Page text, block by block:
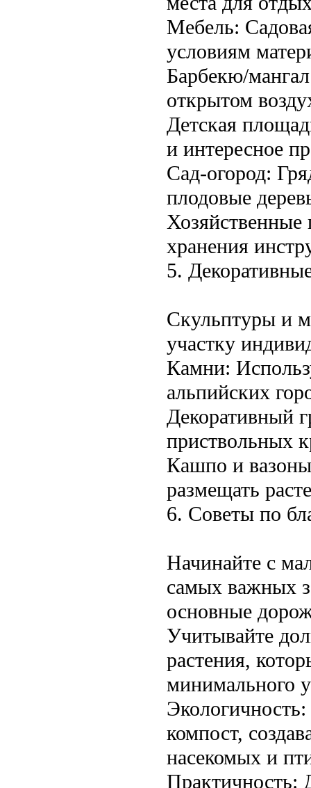
Мебель:
условиям
Барбекю/
открытом
Детская
и интересное
Сад-огород:
плодовые
Хозяйственные
хранения
5.
Скульптуры и
участку
Камни:
альпийских
Декоративный
приствольных
Кашпо и
размещать
6. Советы по
Начинайте с
самых важных
основные
Учитывайте
растения,
минимального
компост,
насекомых и
Практичность: